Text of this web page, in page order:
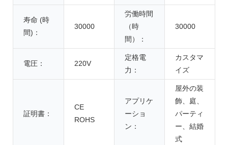
寿命 (時
間)：
30000
労働時間
（時
間）：
30000
電圧： 220V
定格電
力：
カスタマ
イズ
証明書：
CE
ROHS
アプリケ
ーショ
ン：
屋外の装
飾、庭、
パーティ
ー、結婚
式